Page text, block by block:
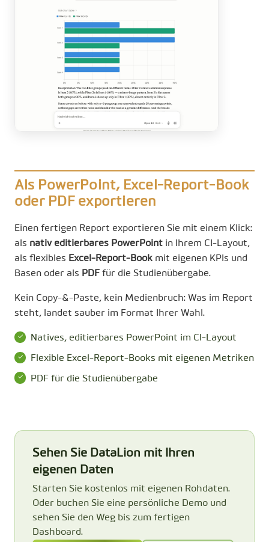
Als PowerPoint, Excel-Report-Book
oder PDF exportieren
Einen fertigen Report exportieren Sie mit einem Klick:
als nativ editierbares PowerPoint in Ihrem CI-Layout,
als flexibles Excel-Report-Book mit eigenen KPIs und
Basen oder als PDF für die Studienübergabe.
Kein Copy-&-Paste, kein Medienbruch: Was im Report
steht, landet sauber im Format Ihrer Wahl.
Natives, editierbares PowerPoint im CI-Layout
Flexible Excel-Report-Books mit eigenen Metriken
PDF für die Studienübergabe
Sehen Sie DataLion mit Ihren
eigenen Daten
Starten Sie kostenlos mit eigenen Rohdaten.
Oder buchen Sie eine persönliche Demo und
sehen Sie den Weg bis zum fertigen
Dashboard.